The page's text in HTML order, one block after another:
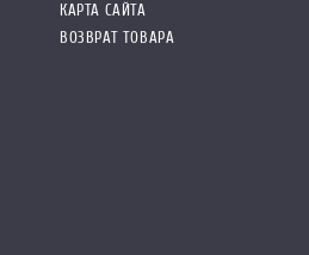
КАРТА САЙТА
ВОЗВРАТ ТОВАРА